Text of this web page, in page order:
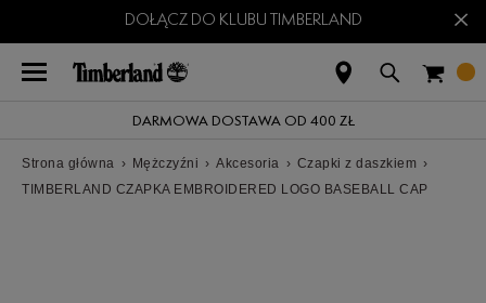
DOŁĄCZ DO KLUBU TIMBERLAND ×
DARMOWA DOSTAWA OD 400 ZŁ
Strona główna › Mężczyźni › Akcesoria › Czapki z daszkiem ›
TIMBERLAND CZAPKA EMBROIDERED LOGO BASEBALL CAP